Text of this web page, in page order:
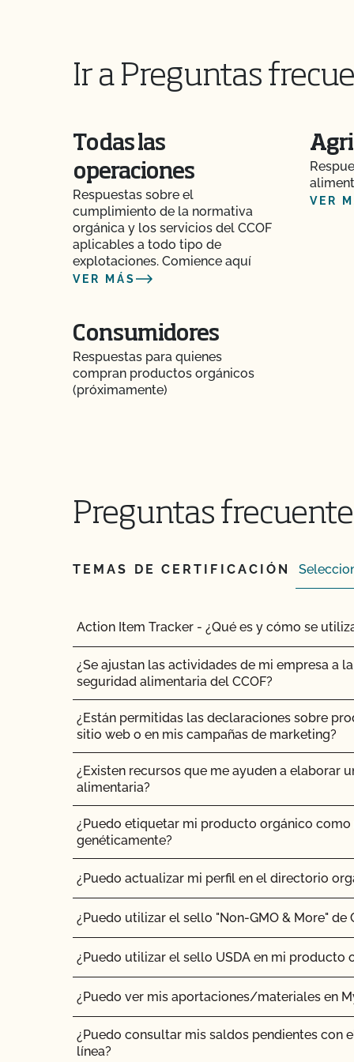
Ir a Preguntas
Todas las
operaciones
Respuestas sobre el
cumplimiento de la normativa
orgánica y los servicios del CCOF
aplicables a todo tipo de
explotaciones. Comience aquí
VER MÁS
VER
Consumidores
Respuestas para quienes
compran productos orgánicos
(próximamente)
Preguntas
TEMAS DE CERTIFICACIÓN
Action Item Tracker - ¿Qué es y cómo se
¿Se ajustan las actividades de mi empresa a
seguridad alimentaria del CCOF?
¿Están permitidas las declaraciones sobre
sitio web o en mis campañas de marketing?
¿Existen recursos que me ayuden a elaborar
alimentaria?
¿Puedo etiquetar mi producto orgánico
genéticamente?
¿Puedo actualizar mi perfil en el directorio
¿Puedo utilizar el sello "Non-GMO & More" de
¿Puedo utilizar el sello USDA en mi producto
¿Puedo ver mis aportaciones/materiales en
¿Puedo consultar mis saldos pendientes con
línea?
¿Puedo utilizar madera tratada para sustituir
para reparar mi granero?
¿Pueden pastar animales no orgánicos en
¿Pueden los animales no orgánicos llegar a
¿Se puede dar pienso suplementario?
¿Es necesario que los complementos y
¿Tienen que ser orgánicos mis trasplantes?
¿Certifica el CCOF los productos de cáñamo?
¿Cómo puedo encontrar un matadero
por el CCOF?
¿Cómo me beneficia la Certificación de
¿Cómo se mantiene la salud del ganado
¿Cuántos días de pasto necesitan los
Si tengo la certificación CCOF Transitoria,
Si me afilio al CCOF como productor
los mismos beneficios que otros miembros del
Si busco la certificación orgánica, ¿todos los
Mi explotación ya es orgánica y alimentada